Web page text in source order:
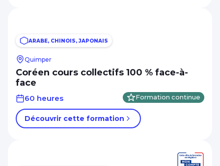
ARABE, CHINOIS, JAPONAIS
Quimper
Coréen cours collectifs 100 % face-à-
face
60 heures Formation continue
Découvrir cette formation